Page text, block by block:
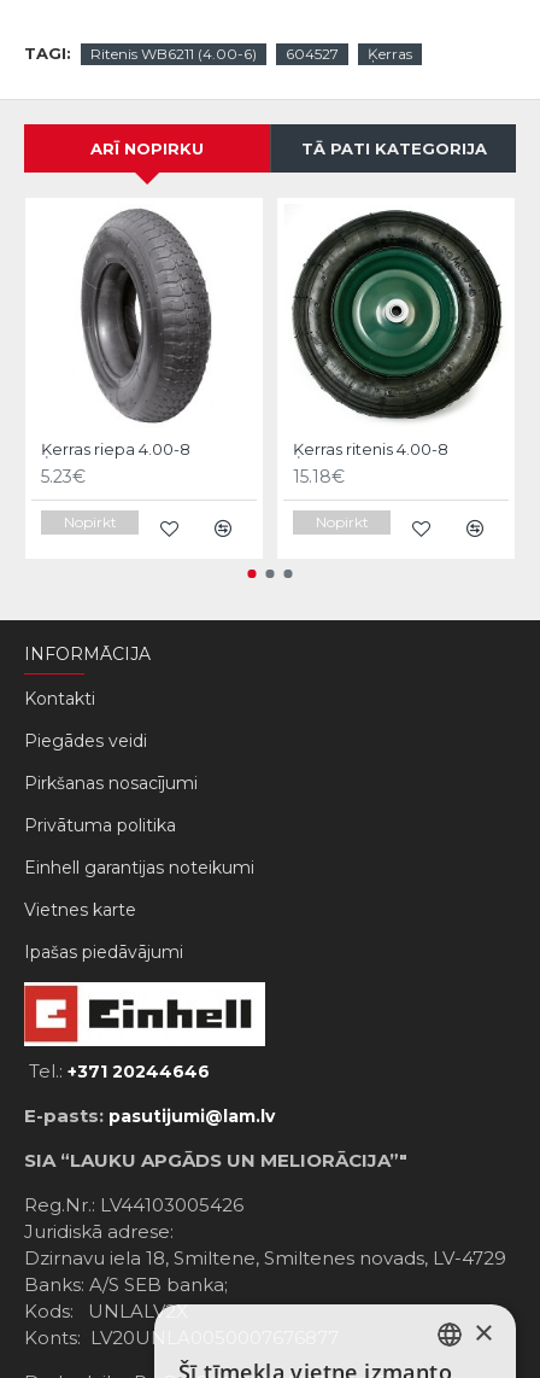
TAGI: Ritenis WB6211 (4.00-6) 604527 Ķerras
ARĪ NOPIRKU TĀ PATI KATEGORIJA
Ķerras riepa 4.00-8
5.23€
Nopirkt
Ķerras ritenis 4.00-8
15.18€
Nopirkt
INFORMĀCIJA
Kontakti
Piegādes veidi
Pirkšanas nosacījumi
Privātuma politika
Einhell garantijas noteikumi
Vietnes karte
Ipašas piedāvājumi
Tel.: +371 20244646
E-pasts: pasutijumi@lam.lv
SIA “LAUKU APGĀDS UN MELIORĀCIJA”"
Reg.Nr.: LV44103005426
Juridiskā adrese:
Dzirnavu iela 18, Smiltene, Smiltenes novads, LV-4729
Banks: A/S SEB banka;
Kods: UNLALV2X
Konts: LV20UNLA0050007676877
×
Šī tīmekļa vietne izmanto